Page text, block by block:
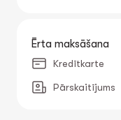
Ērta maksāšana
Kredītkarte
Pārskaitījums